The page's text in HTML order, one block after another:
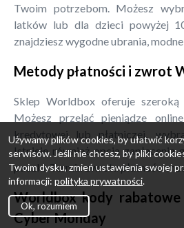
Twoim potrzebom. Możesz
latków lub dla dzieci powyżej
znajdziesz wygodne ubrania,
Metody płatności i zwrot
Sklep Worldbox oferuje szeroką
Możesz przelać pieniądze
kredytowej lub płatniczej,
Istnieje również opcja
paczki. Termin zwrotu płatności
Worldbox kody
Cyber Monday
Używamy plików cookies, by ułatwić
serwisów. Jeśli nie chcesz, by pliki
Twoim dysku, zmień ustawienia swojej
informacji: polityka prywatności.
Ok, rozumiem